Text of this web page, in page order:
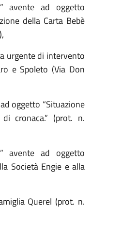
avente ad oggetto
della Carta Bebè
urgente di intervento
e Spoleto (Via Don
oggetto “Situazione
cronaca.” (prot. n.
avente ad oggetto
Società Engie e alla
Querel (prot. n.